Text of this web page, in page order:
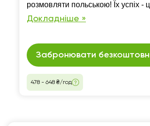
розмовляти польською! Їх успіх -
найбільша мотивація!
Докладніше »
Забронювати
478 - 648 ₴/год